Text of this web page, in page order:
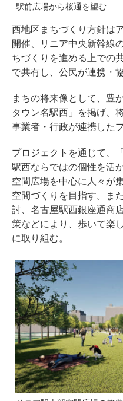
駅前広場から桜通を望む
西地区まちづくり方針は
開催、リニア中央新幹線
ちづくりを進める上での
で共有し、公民が連携・
まちの将来像として、豊
タウン名駅西」を掲げ、
事業者・行政が連携した
プロジェクトを通じて、
駅西ならではの個性を活
空間広場を中心に人々が
空間づくりを目指す。ま
討、名古屋駅西銀座通商
策などにより、歩いて楽
に取り組む。